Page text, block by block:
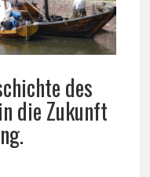
des
die Zukunft